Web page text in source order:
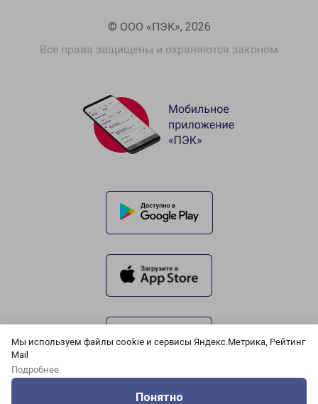
Мы используем файлы cookie и сервисы Яндекс.Метрика, Рейтинг
Mail
Подробнее
Понятно
© ООО «ПЭК», 2026
Все права защищены и охраняются законом